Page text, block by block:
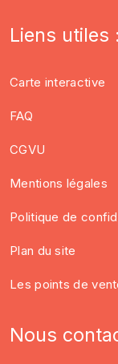
Liens utiles :
Carte interactive
FAQ
CGVU
Mentions légales
Politique de
Plan du site
Les points de
Nous